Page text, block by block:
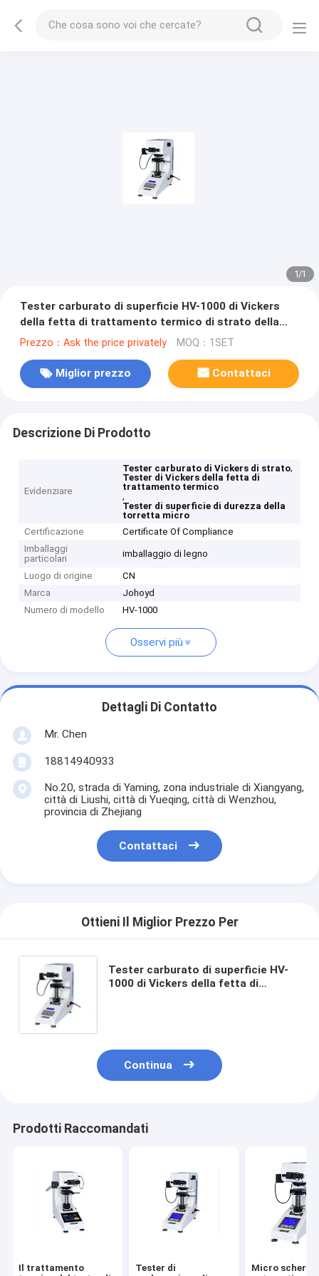
1/1
Tester carburato di superficie HV-1000 di Vickers
della fetta di trattamento termico di strato della
torretta manuale
Prezzo：Ask the price privately MOQ：1SET
Miglior prezzo Contattaci
Descrizione Di Prodotto
Evidenziare
Tester carburato di Vickers di strato,
Tester di Vickers della fetta di
trattamento termico
,
Tester di superficie di durezza della
torretta micro
Certificazione
Certificate Of Compliance
Imballaggi
particolari
imballaggio di legno
Luogo di origine
CN
Marca
Johoyd
Numero di modello
HV-1000
Osservi più
Dettagli Di Contatto
Mr. Chen
18814940933
No.20, strada di Yaming, zona industriale di Xiangyang,
città di Liushi, città di Yueqing, città di Wenzhou,
provincia di Zhejiang
Contattaci
Ottieni Il Miglior Prezzo Per
Tester carburato di superficie HV-
1000 di Vickers della fetta di
Continua
Prodotti Raccomandati
Il trattamento
Tester di
Micro